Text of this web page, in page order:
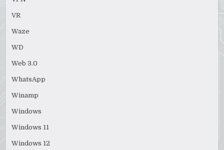
VR
Waze
WD
Web 3.0
WhatsApp
Winamp
Windows
Windows 11
Windows 12